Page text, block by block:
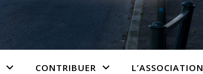
CONTRIBUER L’ASSOCIATION